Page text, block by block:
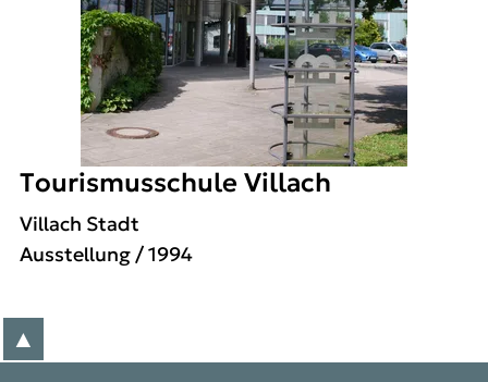
Tourismusschule Villach
Villach Stadt
Ausstellung/ 1994
▲